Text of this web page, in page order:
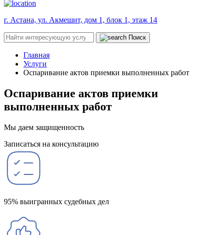
г. Астана, ул. Акмешит, дом 1, блок 1, этаж 14
Поиск
Главная
Услуги
Оспаривание актов приемки выполненных работ
Оспаривание актов приемки
выполненных работ
Мы даем защищенность
Записаться на консультацию
95% выигранных судебных дел